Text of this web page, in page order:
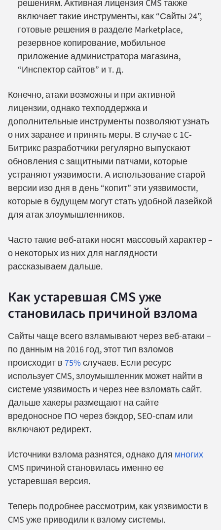
решениям. Активная лицензия CMS также
включает такие инструменты, как “Сайты 24”,
готовые решения в разделе Marketplace,
резервное копирование, мобильное
приложение администратора магазина,
“Инспектор сайтов” и т. д.
Конечно, атаки возможны и при активной
лицензии, однако техподдержка и
дополнительные инструменты позволяют узнать
о них заранее и принять меры. В случае с 1C-
Битрикс разработчики регулярно выпускают
обновления с защитными патчами, которые
устраняют уязвимости. А использование старой
версии изо дня в день “копит” эти уязвимости,
которые в будущем могут стать удобной лазейкой
для атак злоумышленников.
Часто такие веб-атаки носят массовый характер –
о некоторых из них для наглядности
рассказываем дальше.
Как устаревшая CMS уже
становилась причиной взлома
Сайты чаще всего взламывают через веб-атаки –
по данным на 2016 год, этот тип взломов
происходит в 75%случаев. Если ресурс
использует CMS, злоумышленник может найти в
системе уязвимость и через нее взломать сайт.
Дальше хакеры размещают на сайте
вредоносное ПО через бэкдор, SEO-спам или
включают редирект.
Источники взлома разнятся, однако для многих
CMS причиной становилась именно ее
устаревшая версия.
Теперь подробнее рассмотрим, как уязвимости в
CMS уже приводили к взлому системы.